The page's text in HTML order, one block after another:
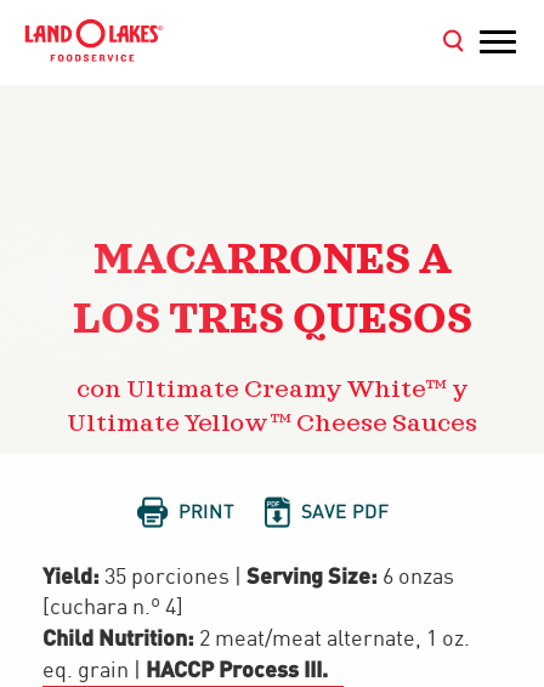
MACARRONES A
LOS TRES QUESOS
con Ultimate Creamy White™ y
Ultimate Yellow™ Cheese Sauces
 PRINT  SAVE PDF
Yield: 35 porciones Serving Size: 6 onzas
[cuchara n.º 4]
Child Nutrition: 2 meat/meat alternate 1 oz.
eq. grain
HACCP Process III.